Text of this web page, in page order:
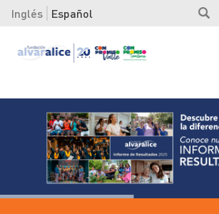
Inglés Español